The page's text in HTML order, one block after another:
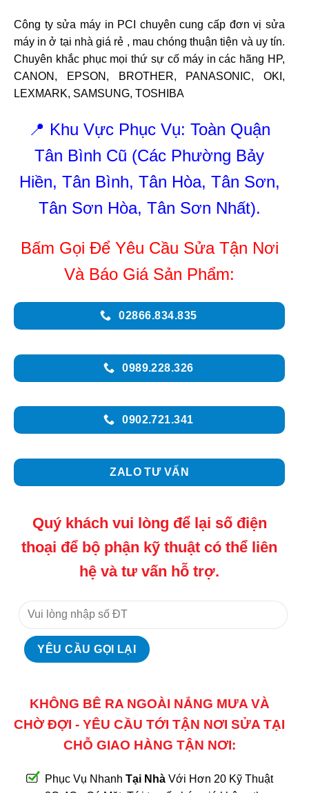
Công ty sửa máy in PCI chuyên cung cấp đơn vị sửa
máy in ở tại nhà giá rẻ , mau chóng thuận tiện và uy tín.
Chuyên khắc phục mọi thứ sự cố máy in các hãng HP,
CANON, EPSON, BROTHER, PANASONIC, OKI,
LEXMARK, SAMSUNG, TOSHIBA
📍 Khu Vực Phục Vụ: Toàn Quận
Tân Bình Cũ (Các Phường Bảy
Hiền, Tân Bình, Tân Hòa, Tân Sơn,
Tân Sơn Hòa, Tân Sơn Nhất).
Bấm Gọi Để Yêu Cầu Sửa Tận Nơi
Và Báo Giá Sản Phẩm:
02866.834.835
0989.228.326
0902.721.341
ZALO TƯ VẤN
Quý khách vui lòng để lại số điện
thoại để bộ phận kỹ thuật có thể liên
hệ và tư vấn hỗ trợ.
KHÔNG BÊ RA NGOÀI NẮNG MƯA VÀ
CHỜ ĐỢI - YÊU CẦU TỚI TẬN NƠI SỬA TẠI
CHỖ GIAO HÀNG TẬN NƠI:
Phục Vụ Nhanh Tại Nhà Với Hơn 20 Kỹ Thuật